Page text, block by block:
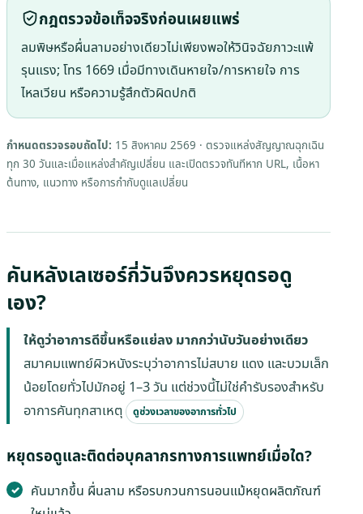
กฎตรวจข้อเท็จจริงก่อนเผยแพร่
ลมพิษหรือผื่นลามอย่างเดียวไม่เพียงพอให้วินิจฉัยภาวะแพ้
รุนแรง; โทร 1669 เมื่อมีทางเดินหายใจ/การหายใจ การ
ไหลเวียน หรือความรู้สึกตัวผิดปกติ
กำหนดตรวจรอบถัดไป: 15 สิงหาคม 2569 · ตรวจแหล่งสัญญาณฉุกเฉิน
ทุก 30 วันและเมื่อแหล่งสำคัญเปลี่ยน และเปิดตรวจทันทีหาก URL, เนื้อหา
ต้นทาง, แนวทาง หรือการกำกับดูแลเปลี่ยน
คันหลังเลเซอร์กี่วันจึงควรหยุดรอดู
เอง?
ให้ดูว่าอาการดีขึ้นหรือแย่ลง มากกว่านับวันอย่างเดียว
สมาคมแพทย์ผิวหนังระบุว่าอาการไม่สบาย แดง และบวมเล็ก
น้อยโดยทั่วไปมักอยู่ 1–3 วัน แต่ช่วงนี้ไม่ใช่คำรับรองสำหรับ
อาการคันทุกสาเหตุ
ดูช่วงเวลาของอาการทั่วไป
หยุดรอดูและติดต่อบุคลากรทางการแพทย์เมื่อใด?
คันมากขึ้น ผื่นลาม หรือรบกวนการนอนแม้หยุดผลิตภัณฑ์